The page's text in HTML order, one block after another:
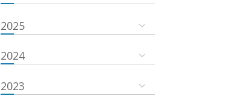
2025
2024
2023